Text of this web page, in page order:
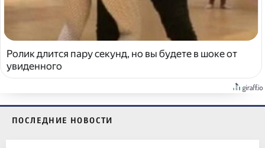
Ролик длится пару секунд, но вы будете в шоке от
увиденного
ПОСЛЕДНИЕ НОВОСТИ